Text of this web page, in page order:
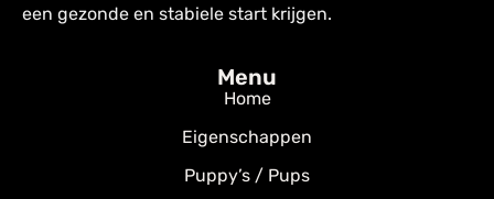
een gezonde en stabiele start krijgen.
Menu
Home
Eigenschappen
Puppy’s / Pups